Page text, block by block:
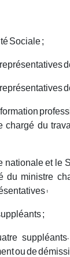
Sociale ;
chargé du
nationale et le
du ministre
:
;
ou de